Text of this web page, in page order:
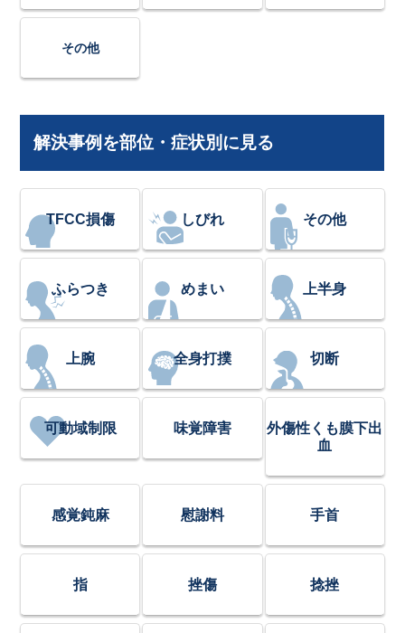
その他
解決事例を部位・症状別に見る
TFCC損傷 しびれ その他
ふらつき めまい 上半身
上腕 全身打撲 切断
可動域制限 味覚障害
外傷性くも膜下出
血
感覚鈍麻 慰謝料 手首
指 挫傷 捻挫